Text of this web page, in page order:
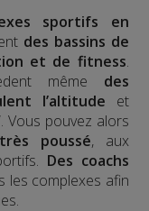
sportifs en
des bassins de
et de fitness.
même des
l’altitude et
Vous pouvez alors
poussé, aux
Des coachs
les complexes afin